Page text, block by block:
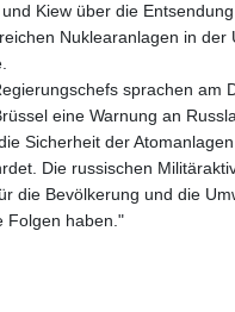
Kiew über die
Nuklearanlagen in der
sprachen am
eine Warnung an
Sicherheit der
Die russischen
die Bevölkerung und die
Folgen haben."